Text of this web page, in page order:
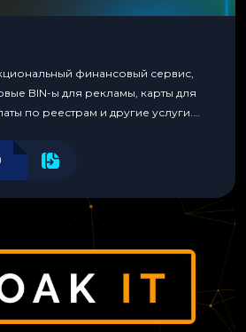
финансовый сервис,
BIN-ы для рекламы, карты для
по реестрам и другие услуги.
финансами.